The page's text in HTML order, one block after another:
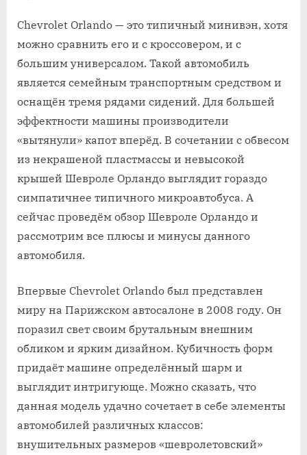
Chevrolet Orlando — это типичный минивэн, хотя
можно сравнить его и с кроссовером, и с
большим универсалом. Такой автомобиль
является семейным транспортным средством и
оснащён тремя рядами сидений. Для большей
эффектности машины производители
«вытянули» капот вперёд. В сочетании с обвесом
из некрашеной пластмассы и невысокой
крышей Шевроле Орландо выглядит гораздо
симпатичнее типичного микроавтобуса. А
сейчас проведём обзор Шевроле Орландо и
рассмотрим все плюсы и минусы данного
автомобиля.
Впервые Chevrolet Orlando был представлен
миру на Парижском автосалоне в 2008 году. Он
поразил свет своим брутальным внешним
обликом и ярким дизайном. Кубичность форм
придаёт машине определённый шарм и
выглядит интригующе. Можно сказать, что
данная модель удачно сочетает в себе элементы
автомобилей различных классов:
внушительных размеров «шевролетовский»